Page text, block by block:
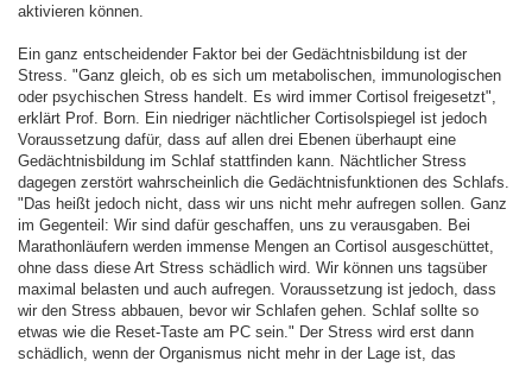
aktivieren können.
Ein ganz entscheidender Faktor bei der Gedächtnisbildung ist der
Stress. "Ganz gleich, ob es sich um metabolischen, immunologischen
oder psychischen Stress handelt. Es wird immer Cortisol freigesetzt",
erklärt Prof. Born. Ein niedriger nächtlicher Cortisolspiegel ist jedoch
Voraussetzung dafür, dass auf allen drei Ebenen überhaupt eine
Gedächtnisbildung im Schlaf stattfinden kann. Nächtlicher Stress
dagegen zerstört wahrscheinlich die Gedächtnisfunktionen des Schlafs.
"Das heißt jedoch nicht, dass wir uns nicht mehr aufregen sollen. Ganz
im Gegenteil: Wir sind dafür geschaffen, uns zu verausgaben. Bei
Marathonläufern werden immense Mengen an Cortisol ausgeschüttet,
ohne dass diese Art Stress schädlich wird. Wir können uns tagsüber
maximal belasten und auch aufregen. Voraussetzung ist jedoch, dass
wir den Stress abbauen, bevor wir Schlafen gehen. Schlaf sollte so
etwas wie die Reset-Taste am PC sein." Der Stress wird erst dann
schädlich, wenn der Organismus nicht mehr in der Lage ist, das